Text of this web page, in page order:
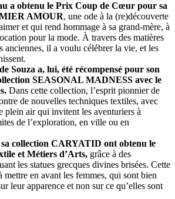
a obtenu le Prix Coup de Cœur pour sa
AMOUR, une ode à la (re)découverte
et qui rend hommage à sa grand-mère, à
pour la mode. À travers des matières
anciennes, il a voulu célébrer la vie, et les
Souza a, lui, été récompensé pour son
SEASONAL MADNESS avec le
Dans cette collection, l’esprit pionnier de
de nouvelles techniques textiles, avec
plein air qui invitent les aventuriers à
de l’exploration, en ville ou en
collection CARYATID ont obtenu le
et Métiers d’Arts, grâce à des
les statues grecques divines brisées. Cette
mettre en avant les femmes, qui sont bien
leur apparence et non sur ce qu’elles sont